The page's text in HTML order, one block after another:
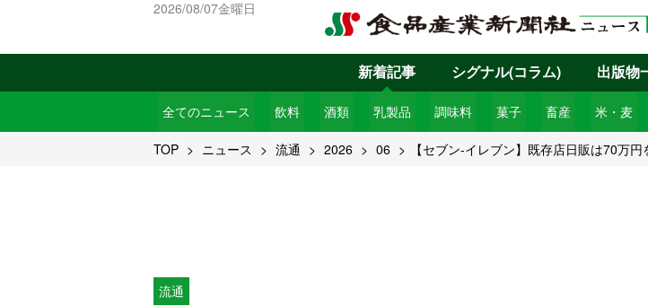
2026/08/07金曜日
新着記事
全てのニュース 飲料 酒類 乳製品 調味料 菓子 畜産 米・麦
シグナル(コラム) 出版物
TOP ニュース 流通 2026 06 【セブン-イレブン】既存店日販は70万
流通